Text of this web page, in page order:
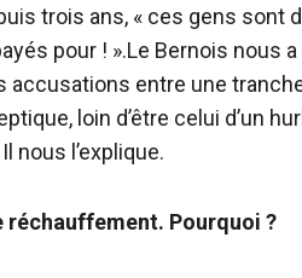
trois ans, « ces gens sont
pour ! ».Le Bernois nous
accusations entre une
loin d’être celui d’un
nous l’explique.
réchauffement. Pourquoi ?